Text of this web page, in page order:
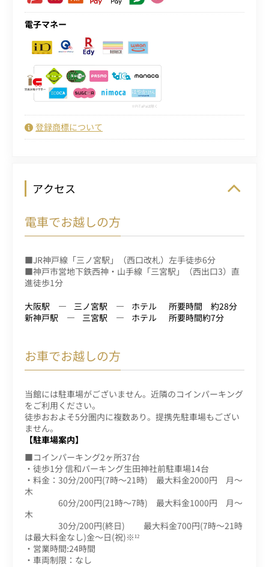
電子マネー
PiTaPaは除く
登録商標について
アクセス
電車でお越しの方
■JR神戸線「三ノ宮駅」（西口改札）左手徒歩6分
■神戸市営地下鉄西神・山手線「三宮駅」（西出口3）直
進徒歩1分
大阪駅
三ノ宮駅 ホテル
所要時間 約28分
新神戸駅
三宮駅 ホテル 所要時間約7分
お車でお越しの方
当館には駐車場がございません。近隣のコインパーキング
をご利用ください。
徒歩おおよそ5分圏内に複数あり。提携先駐車場もござい
ません。
【駐車場案内】
■コインパーキング2ヶ所37台
・徒歩1分 信和パーキング生田神社前駐車場14台
・料金：30分/200円(7時～21時) 最大料金2000円 月～
木
60分/200円(21時～7時) 最大料金1000円 月～
木
30分/200円(終日) 最大料金700円(7時～21時
は最大料金なし)金～日(祝)※¹²
・営業時間:24時間
・車両制限：なし